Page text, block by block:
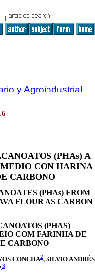
y Agroindustrial
(PHAs) A
CON HARINA
CARBONO
(PHAs) FROM
FLOUR AS CARBON
(PHAS)
COM FARINHA DE
CARBONO
CONCHA2, SILVIO ANDRÉS
3